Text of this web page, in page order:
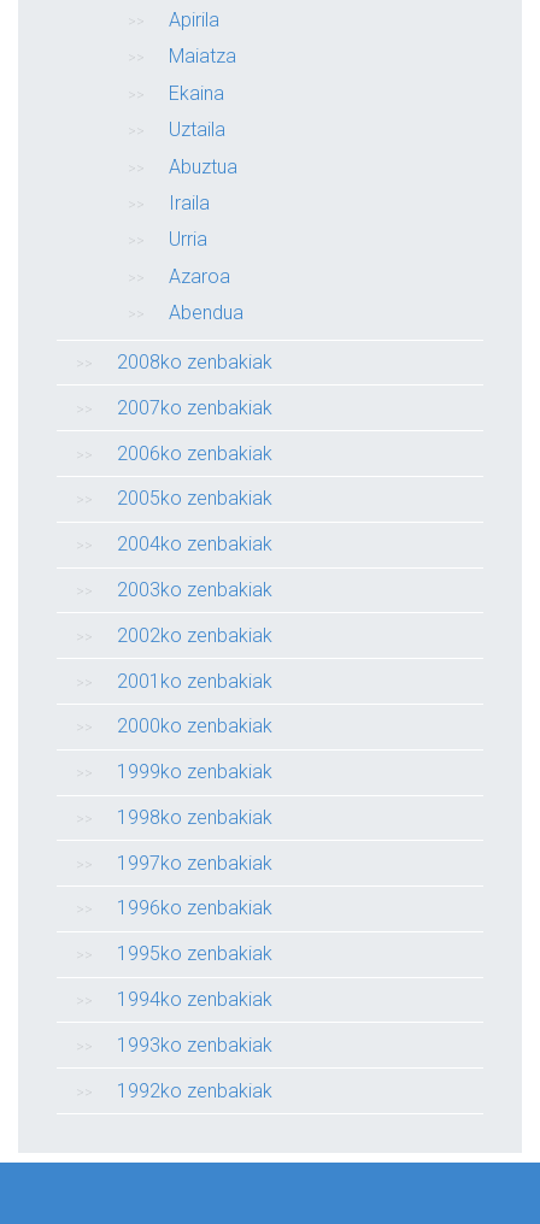
Apirila
Maiatza
Ekaina
Uztaila
Abuztua
Iraila
Urria
Azaroa
Abendua
2008ko zenbakiak
2007ko zenbakiak
2006ko zenbakiak
2005ko zenbakiak
2004ko zenbakiak
2003ko zenbakiak
2002ko zenbakiak
2001ko zenbakiak
2000ko zenbakiak
1999ko zenbakiak
1998ko zenbakiak
1997ko zenbakiak
1996ko zenbakiak
1995ko zenbakiak
1994ko zenbakiak
1993ko zenbakiak
1992ko zenbakiak